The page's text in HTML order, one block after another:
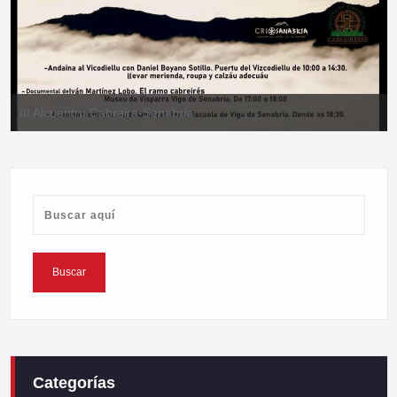
III Alcuentru Cabreira-Senabria
Categorías